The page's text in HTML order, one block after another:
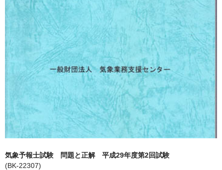
気象予報士試験 問題と正解 平成29年度第2回試験
(BK-22307)